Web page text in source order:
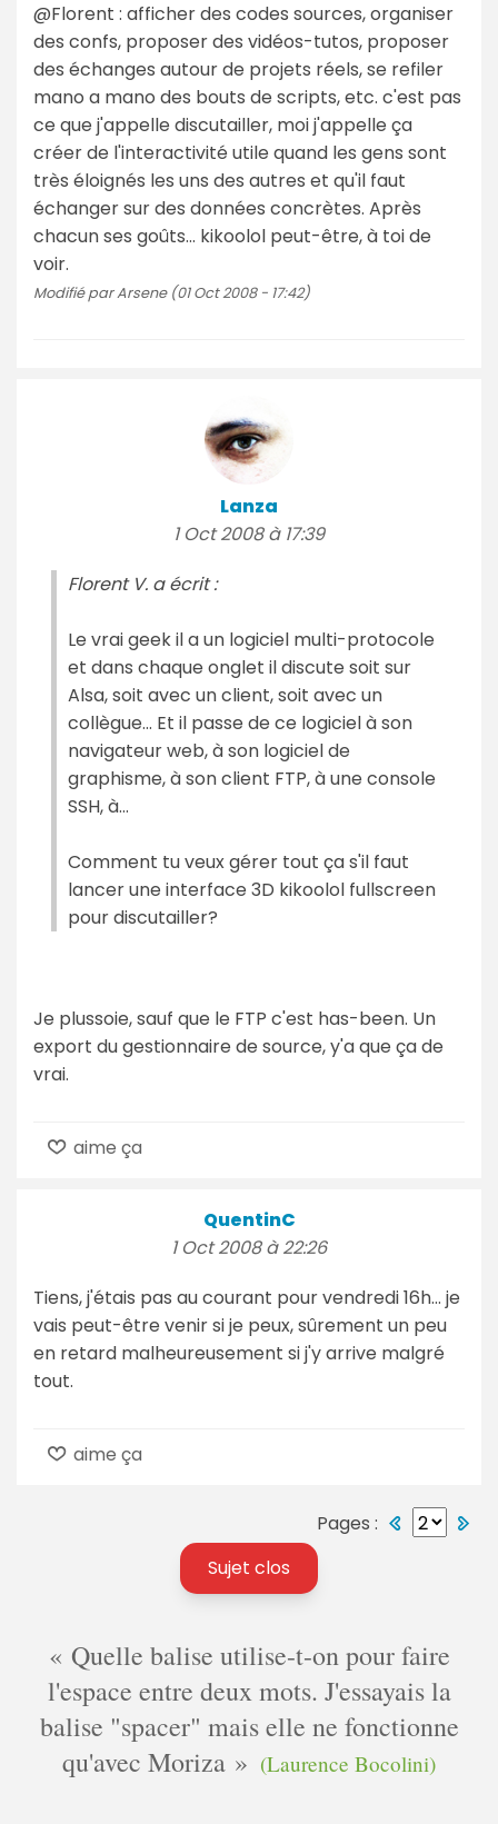
@Florent : afficher des codes sources, organiser
des confs, proposer des vidéos-tutos, proposer
des échanges autour de projets réels, se refiler
mano a mano des bouts de scripts, etc. c'est pas
ce que j'appelle discutailler, moi j'appelle ça
créer de l'interactivité utile quand les gens sont
très éloignés les uns des autres et qu'il faut
échanger sur des données concrètes. Après
chacun ses goûts... kikoolol peut-être, à toi de
voir.
Modifié par Arsene (01 Oct 2008 - 17:42)
Lanza
1 Oct 2008 à 17:39
Florent V. a écrit :
Le vrai geek il a un logiciel multi-protocole
et dans chaque onglet il discute soit sur
Alsa, soit avec un client, soit avec un
collègue... Et il passe de ce logiciel à son
navigateur web, à son logiciel de
graphisme, à son client FTP, à une console
SSH, à...
Comment tu veux gérer tout ça s'il faut
lancer une interface 3D kikoolol fullscreen
pour discutailler?
Je plussoie, sauf que le FTP c'est has-been. Un
export du gestionnaire de source, y'a que ça de
vrai.
aime ça
QuentinC
1 Oct 2008 à 22:26
Tiens, j'étais pas au courant pour vendredi 16h... je
vais peut-être venir si je peux, sûrement un peu
en retard malheureusement si j'y arrive malgré
tout.
aime ça
Pages :
Sujet clos
Quelle balise utilise-t-on pour faire
l'espace entre deux mots. J'essayais la
balise "spacer" mais elle ne fonctionne
qu'avec Moriza
(Laurence Bocolini)